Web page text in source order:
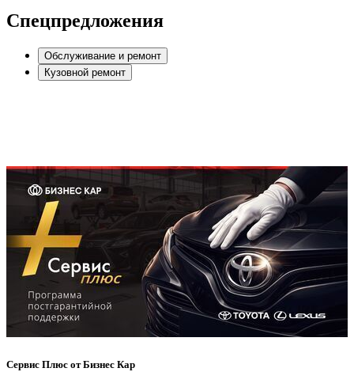
Спецпредложения
Обслуживание и ремонт
Кузовной ремонт
Сервис Плюс от Бизнес Кар